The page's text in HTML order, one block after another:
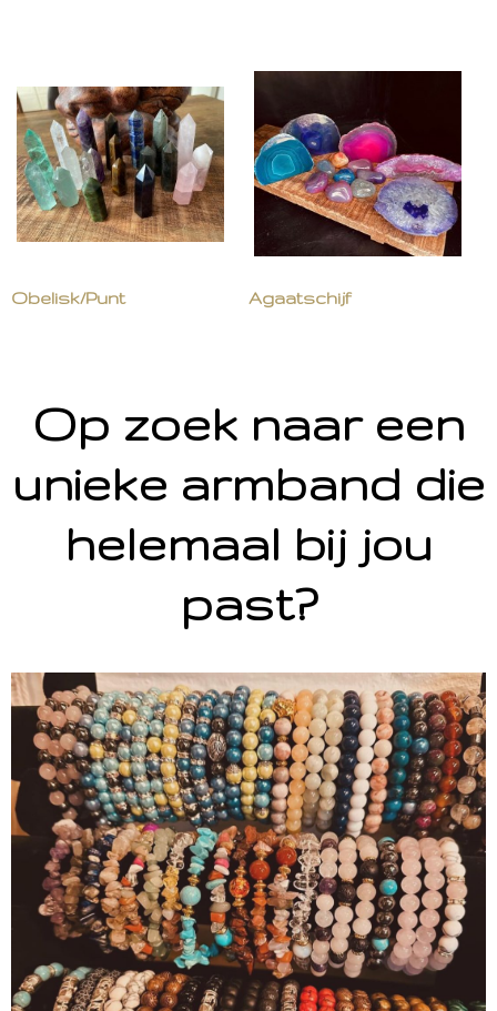
Obelisk/Punt Agaatschijf
Op zoek naar een
unieke armband die
helemaal bij jou
past?